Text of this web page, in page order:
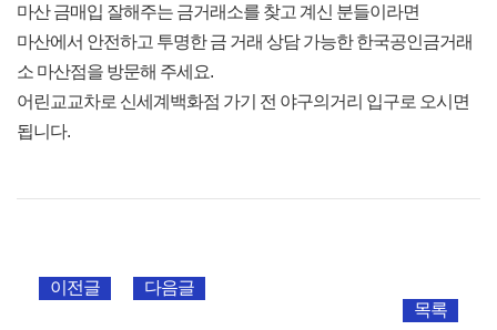
마산 금매입 잘해주는 금거래소를 찾고 계신 분들이라면
마산에서 안전하고 투명한 금 거래 상담 가능한 한국공인금거래
소 마산점을 방문해 주세요.
어린교교차로 신세계백화점 가기 전 야구의거리 입구로 오시면
됩니다.
이전글
다음글
목록